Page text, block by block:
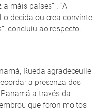
máis países” . “A
o decida ou crea convinte
concluíu ao respecto.
Rueda agradeceulle
a presenza dos
a través da
que foron moitos